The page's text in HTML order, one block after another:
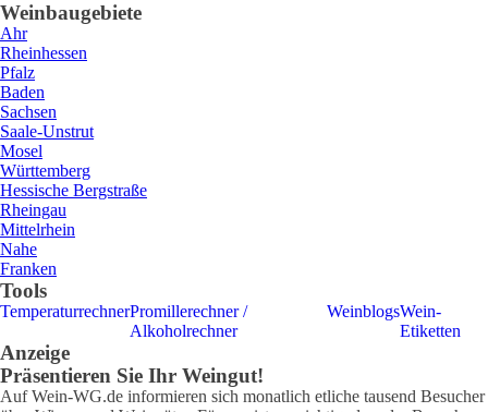
Weinbaugebiete
Ahr
Rheinhessen
Pfalz
Baden
Sachsen
Saale-Unstrut
Mosel
Württemberg
Hessische Bergstraße
Rheingau
Mittelrhein
Nahe
Franken
Tools
TemperaturrechnerPromillerechner /
Alkoholrechner
WeinblogsWein-
Etiketten
Anzeige
Präsentieren Sie Ihr Weingut!
Auf Wein-WG.de informieren sich monatlich etliche tausend Besucher